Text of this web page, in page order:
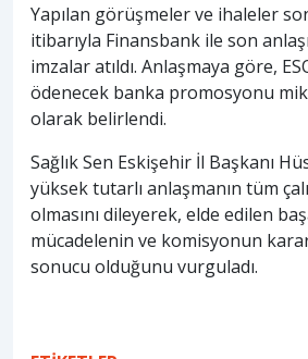
Yapılan görüşmeler ve ihaleler
itibarıyla Finansbank ile son
imzalar atıldı. Anlaşmaya göre,
ödenecek banka promosyonu
olarak belirlendi.
Sağlık Sen Eskişehir İl Başkanı
yüksek tutarlı anlaşmanın tüm
olmasını dileyerek, elde edilen
mücadelenin ve komisyonun
sonucu olduğunu vurguladı.